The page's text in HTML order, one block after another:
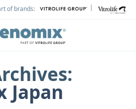
of brands: |
Japan